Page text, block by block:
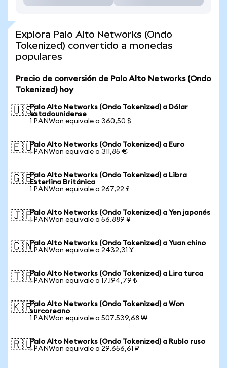
Explora Palo Alto Networks (Ondo
Tokenized) convertido a monedas
populares
Precio de conversión de Palo Alto Networks (Ondo
Tokenized) hoy
🇺🇸Palo Alto Networks (Ondo Tokenized) a Dólar
estadounidense
1 PANWon equivale a 360,50 $
🇪🇺Palo Alto Networks (Ondo Tokenized) a Euro
1 PANWon equivale a 311,85 €
🇬🇧Palo Alto Networks (Ondo Tokenized) a Libra
Esterlina Británica
1 PANWon equivale a 267,22 £
🇯🇵Palo Alto Networks (Ondo Tokenized) a Yen japonés
1 PANWon equivale a 56.889 ¥
🇨🇳Palo Alto Networks (Ondo Tokenized) a Yuan chino
1 PANWon equivale a 2432,31 ¥
🇹🇷Palo Alto Networks (Ondo Tokenized) a Lira turca
1 PANWon equivale a 17.194,79 ₺
🇰🇷Palo Alto Networks (Ondo Tokenized) a Won
surcoreano
1 PANWon equivale a 507.539,68 ₩
🇷🇺Palo Alto Networks (Ondo Tokenized) a Rublo ruso
1 PANWon equivale a 29.656,61 ₽